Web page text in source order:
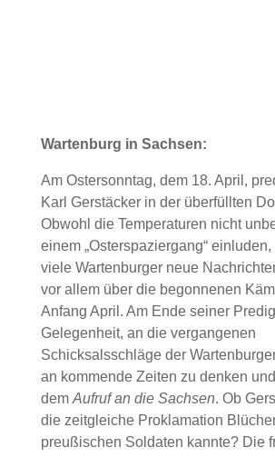
Wartenburg in Sachsen:
Am Ostersonntag, dem 18. April,
Karl Gerstäcker in der überfüllten
Obwohl die Temperaturen nicht
einem „Osterspaziergang“
viele Wartenburger neue
vor allem über die begonnenen
Anfang April. Am Ende seiner
Gelegenheit, an die vergangenen
Schicksalsschläge der
an kommende Zeiten zu denken
dem Aufruf an die Sachsen. Ob
die zeitgleiche Proklamation
preußischen Soldaten kannte? Die